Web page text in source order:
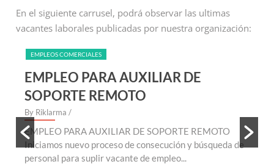
En el siguiente carrusel, podrá observar las ultimas
vacantes laborales publicadas por nuestra organización:
EMPLEOS COMERCIALES
EMPLEO PARA AUXILIAR DE
SOPORTE REMOTO
By Riklarma /
EMPLEO PARA AUXILIAR DE SOPORTE REMOTO
Iniciamos nuevo proceso de consecución y búsqueda de
personal para suplir vacante de empleo...